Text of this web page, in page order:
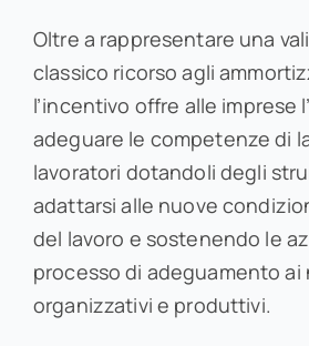
Oltre a rappresentare una
classico ricorso agli
l’incentivo offre alle imprese
adeguare le competenze di
lavoratori dotandoli degli
adattarsi alle nuove
del lavoro e sostenendo le
processo di adeguamento ai
organizzativi e produttivi.